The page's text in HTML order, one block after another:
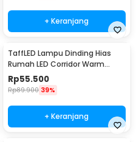
+ Keranjang
TaffLED Lampu Dinding Hias
Rumah LED Corridor Warm
White 3000K 6W 22cm - F0011
Rp55.500
Rp89.900 39%
+ Keranjang